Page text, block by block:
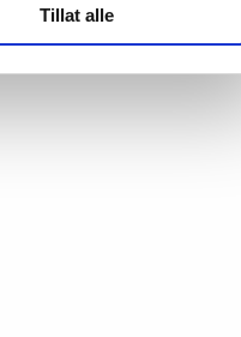
statistikk.
Tillat alle